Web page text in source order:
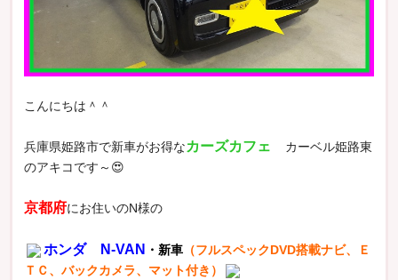
こんにちは＾＾
兵庫県姫路市で新車がお得なカーズカフェ
カーベル姫路東
のアキコです～😍
京都府にお住いのN様の
ホンダ N-VAN ・新車（フルスペックDVD搭載ナビ、Ｅ
ＴＣ、バックカメラ、マット付き）